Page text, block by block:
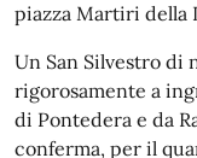
piazza Martiri della
Un San Silvestro di
rigorosamente a
di Pontedera e da
conferma, per il